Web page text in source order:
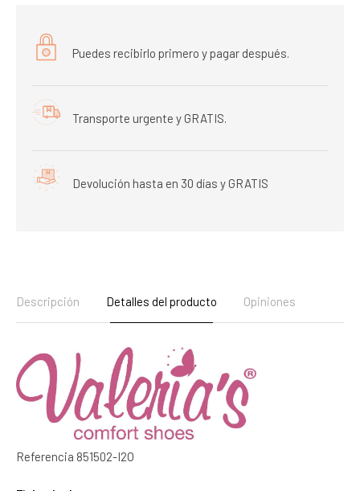
Puedes recibirlo primero y pagar después.
Transporte urgente y GRATIS.
Devolución hasta en 30 días y GRATIS
Descripción Detalles del producto Opiniones
Referencia 851502-I2O